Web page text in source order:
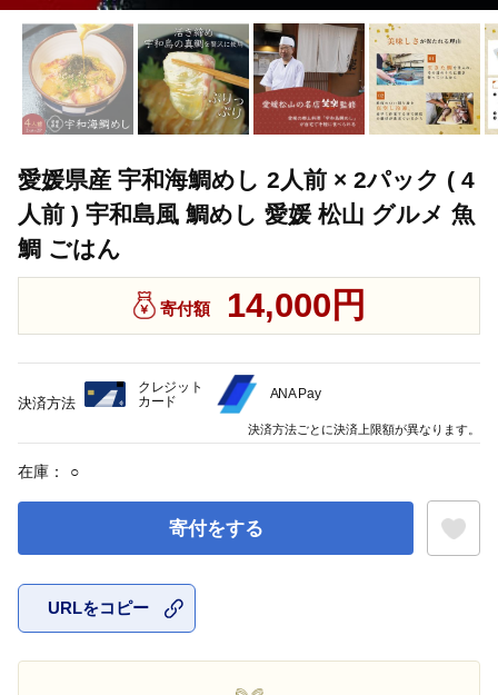
愛媛県産 宇和海鯛めし 2人前 × 2パック ( 4
人前 ) 宇和島風 鯛めし 愛媛 松山 グルメ 魚
鯛 ごはん
寄付額 14,000円
在庫： ○
寄付をする
URLをコピー
決済方法
クレジット
カード
ANA Pay
決済方法ごとに決済上限額が異なります。